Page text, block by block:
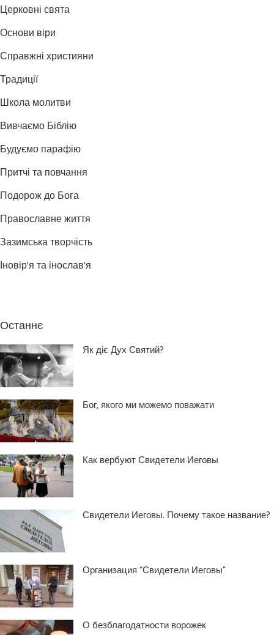
Церковні свята
Основи віри
Справжні християни
Традиції
Школа молитви
Вивчаємо Біблію
Будуємо парафію
Притчі та повчання
Подорож до Бога
Православне життя
Зазимська творчість
Іновір'я та інослав'я
Останнє
Як діє Дух Святий?
Бог, якого ми можемо поважати
Как вербуют Свидетели Иеговы
Свидетели Иеговы. Почему такое название?
Организация “Свидетели Иеговы”
О безблагодатности ворожек